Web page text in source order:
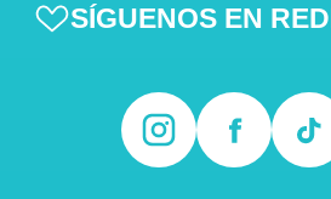
SÍGUENOS EN